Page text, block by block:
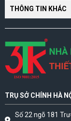
THÔNG TIN KHÁC
TRỤ SỞ CHÍNH HÀ
Số 22 ngõ 181